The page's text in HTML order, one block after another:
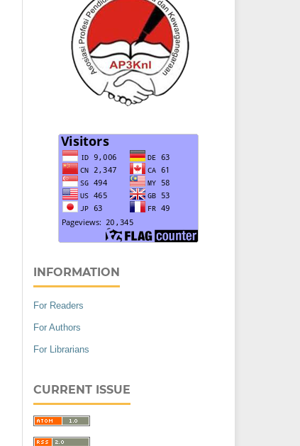
INFORMATION
For Readers
For Authors
For Librarians
CURRENT ISSUE